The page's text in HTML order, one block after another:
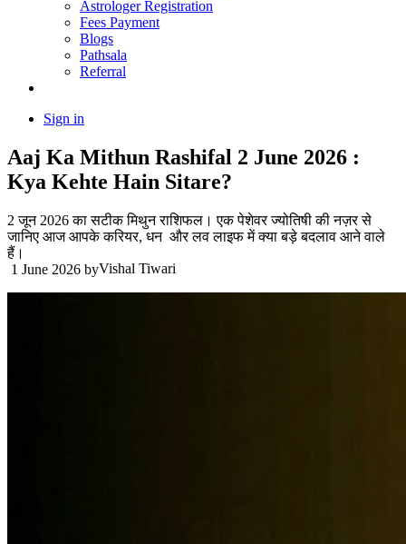
Astrologer Registration
Fees Payment
Blogs
Pathsala
Referral
Sign in
Aaj Ka Mithun Rashifal 2 June 2026 :
Kya Kehte Hain Sitare?
2 जून 2026 का सटीक मिथुन राशिफल। एक पेशेवर ज्योतिषी की नज़र से
जानिए आज आपके करियर, धन और लव लाइफ में क्या बड़े बदलाव आने वाले
हैं।
1 June 2026 byVishal Tiwari